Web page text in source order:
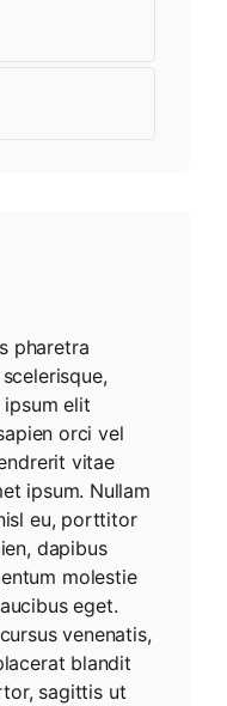
pharetra
elit
orci vel
vitae
ipsum. Nullam
eu, porttitor
dapibus
molestie
eget.
venenatis,
blandit
sagittis ut